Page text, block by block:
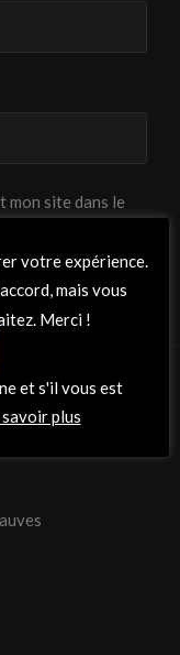
mon site dans le
votre expérience.
mais vous
Merci !
et s'il vous est
savoir plus